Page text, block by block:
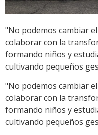
"No podemos cambiar
colaborar con la
formando niños y
cultivando pequeños
"No podemos cambiar
colaborar con la
formando niños y
cultivando pequeños